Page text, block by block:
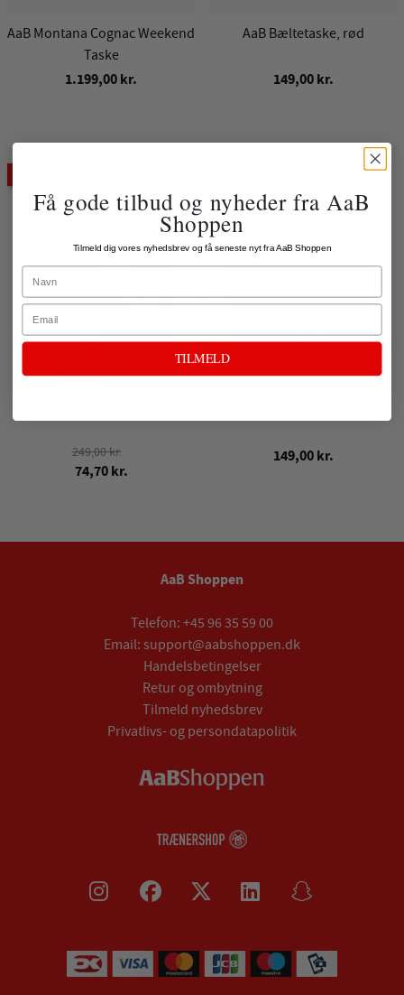
AaB Montana Cognac Weekend
Taske
1.199,00 kr.
AaB Bæltetaske, rød
149,00 kr.
249,00 kr.
74,70 kr.
149,00 kr.
AaB Shoppen
Telefon: +45 96 35 59 00
Email: support@aabshoppen.dk
Handelsbetingelser
Retur og ombytning
Tilmeld nyhedsbrev
Privatlivs- og persondatapolitik
Få gode tilbud og nyheder fra AaB
Shoppen
Tilmeld dig vores nyhedsbrev og få seneste nyt fra AaB Shoppen
Name
Email
TILMELD